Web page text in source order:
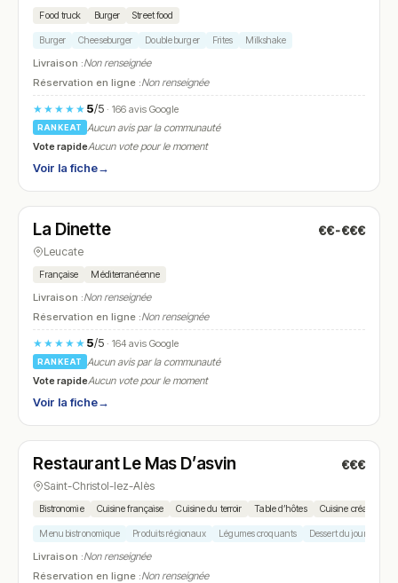
Food truck Burger Street food
Burger Cheeseburger Double burger Frites Milkshake
Livraison :Non renseignée
Réservation en ligne :Non renseignée
★★★★★ 5/5· 166 avis Google
RANKEAT
Aucun avis par la communauté
Vote rapideAucun vote pour le moment
Voir la fiche→
N° 24
La Dinette €€-€€€
Leucate
Française Méditerranéenne
Livraison :Non renseignée
Réservation en ligne :Non renseignée
★★★★★ 5/5· 164 avis Google
RANKEAT
Aucun avis par la communauté
Vote rapideAucun vote pour le moment
Voir la fiche→
N° 25
Restaurant Le Mas D’asvin €€€
Saint-Christol-lez-Alès
Bistronomie Cuisine française Cuisine du terroir Table d’hôtes Cuisine créative
Menu bistronomique Produits régionaux Légumes croquants Dessert du jour
Livraison :Non renseignée
Réservation en ligne :Non renseignée